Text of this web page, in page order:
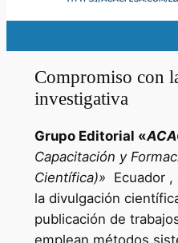
Compromiso con
investigativa
Grupo Editorial «
Capacitación y
Científica)» Ecuador
la divulgación
publicación de
emplean métodos